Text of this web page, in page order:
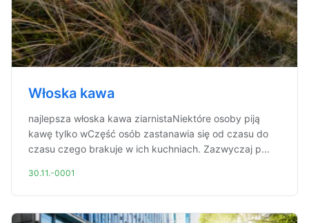
Włoska kawa
najlepsza włoska kawa ziarnistaNiektóre osoby piją
kawę tylko wCzęść osób zastanawia się od czasu do
czasu czego brakuje w ich kuchniach. Zazwyczaj p...
30.11.-0001